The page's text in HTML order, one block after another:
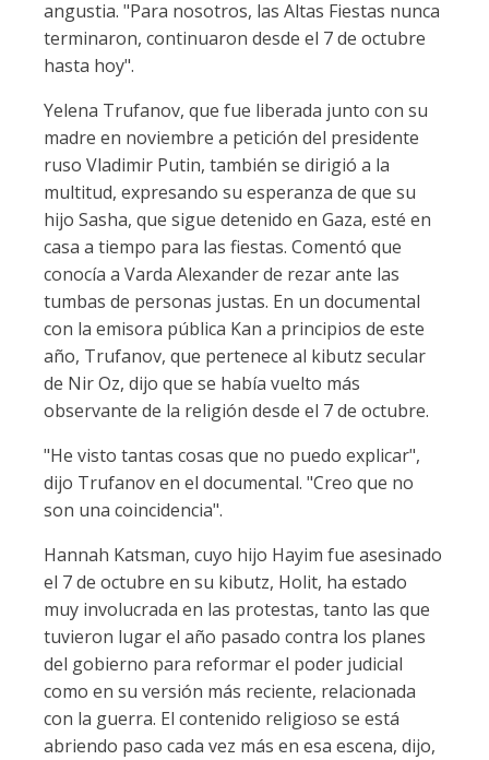
angustia. "Para nosotros, las Altas Fiestas nunca
terminaron, continuaron desde el 7 de octubre
hasta hoy".
Yelena Trufanov, que fue liberada junto con su
madre en noviembre a petición del presidente
ruso Vladimir Putin, también se dirigió a la
multitud, expresando su esperanza de que su
hijo Sasha, que sigue detenido en Gaza, esté en
casa a tiempo para las fiestas. Comentó que
conocía a Varda Alexander de rezar ante las
tumbas de personas justas. En un documental
con la emisora pública Kan a principios de este
año, Trufanov, que pertenece al kibutz secular
de Nir Oz, dijo que se había vuelto más
observante de la religión desde el 7 de octubre.
"He visto tantas cosas que no puedo explicar",
dijo Trufanov en el documental. "Creo que no
son una coincidencia".
Hannah Katsman, cuyo hijo Hayim fue asesinado
el 7 de octubre en su kibutz, Holit, ha estado
muy involucrada en las protestas, tanto las que
tuvieron lugar el año pasado contra los planes
del gobierno para reformar el poder judicial
como en su versión más reciente, relacionada
con la guerra. El contenido religioso se está
abriendo paso cada vez más en esa escena, dijo,